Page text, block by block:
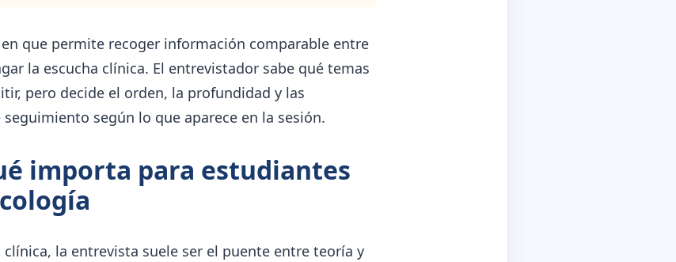
que permite recoger información comparable entre
la escucha clínica. El entrevistador sabe qué temas
pero decide el orden, la profundidad y las
según lo que aparece en la sesión.
importa para estudiantes
clínica, la entrevista suele ser el puente entre teoría y